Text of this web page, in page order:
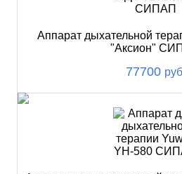
Аппарат дыхательной
"Аксион"
77700